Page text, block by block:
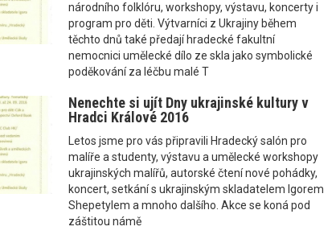
národního folklóru, workshopy, výstavu, koncerty i
program pro děti. Výtvarníci z Ukrajiny během
těchto dnů také předají hradecké fakultní
nemocnici umělecké dílo ze skla jako symbolické
poděkování za léčbu malé T
Nenechte si ujít Dny ukrajinské kultury v
Hradci Králové 2016
Letos jsme pro vás připravili Hradecký salón pro
malíře a studenty, výstavu a umělecké workshopy
ukrajinských malířů, autorské čtení nové pohádky,
koncert, setkání s ukrajinským skladatelem Igorem
Shepetylem a mnoho dalšího. Akce se koná pod
záštitou námě